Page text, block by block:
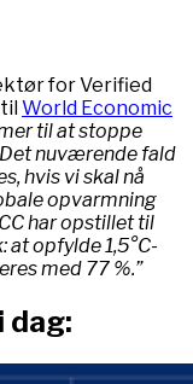
for Verified
World Economic
til at stoppe
nuværende fald
hvis vi skal nå
opvarmning
har opstillet til
opfylde 1,5°C-
med 77 %.”
i dag: